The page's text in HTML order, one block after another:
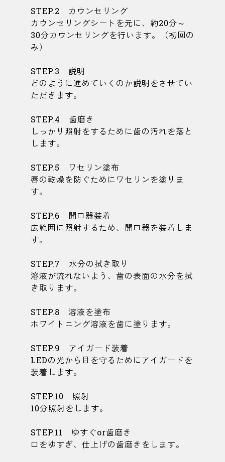
STEP.2 カウンセリング
カウンセリングシートを元に、約20分～
30分カウンセリングを行います。（初回の
み）
STEP.3 説明
どのように進めていくのか説明をさせてい
ただきます。
STEP.4 歯磨き
しっかり照射をするために歯の汚れを落と
します。
STEP.5 ワセリン塗布
唇の乾燥を防ぐためにワセリンを塗りま
す。
STEP.6 開口器装着
広範囲に照射するため、開口器を装着しま
す。
STEP.7 水分の拭き取り
溶液が流れないよう、歯の表面の水分を拭
き取ります。
STEP.8 溶液を塗布
ホワイトニング溶液を歯に塗ります。
STEP.9 アイガード装着
LEDの光から目を守るためにアイガードを
装着します。
STEP.10 照射
10分照射をします。
STEP.11 ゆすぐor歯磨き
口をゆすぎ、仕上げの歯磨きをします。